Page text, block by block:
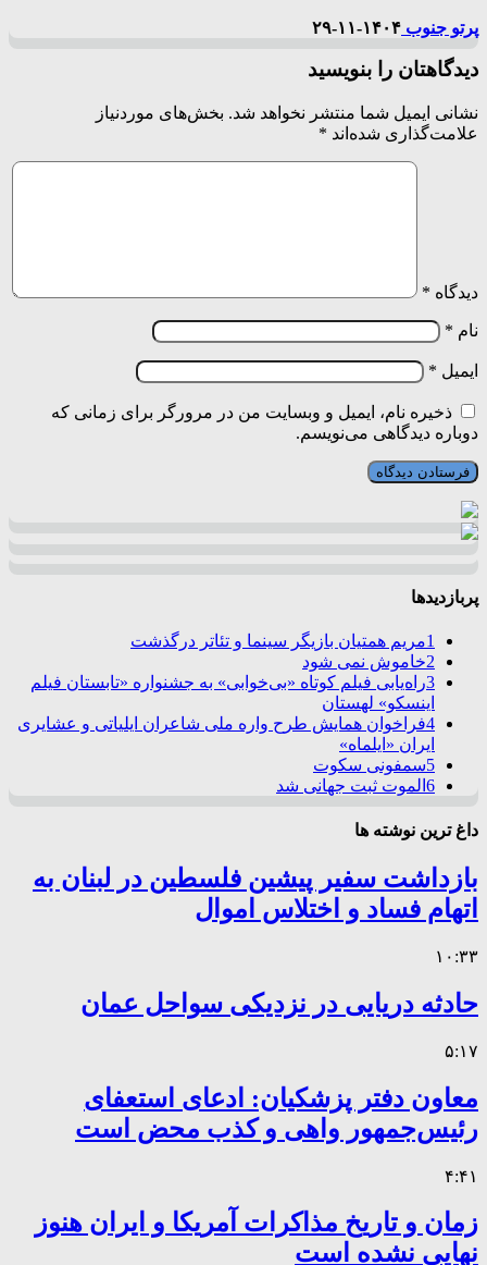
پرتو جنوب ۱۴۰۴-۱۱-۲۹
دیدگاهتان را بنویسید
نشانی ایمیل شما منتشر نخواهد شد. بخش‌های موردنیاز
علامت‌گذاری شده‌اند *
دیدگاه *
نام *
ایمیل *
ذخیره نام، ایمیل و وبسایت من در مرورگر برای زمانی که
دوباره دیدگاهی می‌نویسم.
پربازدیدها
1مریم همتیان بازیگر سینما و تئاتر درگذشت
2خاموش نمی شود
3راه‌یابی فیلم کوتاه «بی‌خوابی» به جشنواره «تابستان فیلم
اینسکو» لهستان
4فراخوان همایش طرح واره ملی شاعران ایلیاتی و عشایری
ایران «ایلماه»
5سمفونی سکوت
6 الموت ثبت جهانی شد
داغ ترین نوشته ها
بازداشت سفیر پیشین فلسطین در لبنان به
اتهام فساد و اختلاس اموال
۱۰:۳۳
حادثه دریایی در نزدیکی سواحل عمان
۵:۱۷
معاون دفتر پزشکیان: ادعای استعفای
رئیس‌جمهور واهی و کذب محض است
۴:۴۱
زمان و تاریخ مذاکرات آمریکا و ایران هنوز
نهایی نشده است